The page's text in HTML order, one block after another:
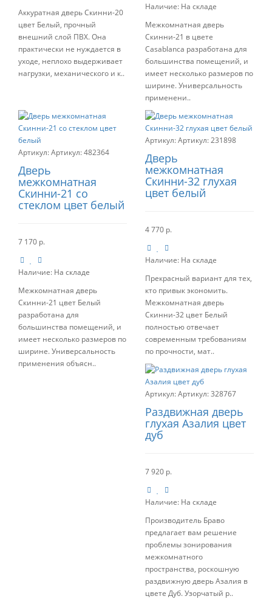
Аккуратная дверь Скинни-20
цвет Белый, прочный
внешний слой ПВХ. Она
практически не нуждается в
уходе, неплохо выдерживает
нагрузки, механического и к..
Наличие: На складе
Межкомнатная дверь
Скинни-21 в цвете
Casablanca разработана для
большинства помещений, и
имеет несколько размеров по
ширине. Универсальность
применени..
Артикул:482364
Дверь
межкомнатная
Скинни-21 со
стеклом цвет белый
7 170 р.
Наличие: На складе
Межкомнатная дверь
Скинни-21 цвет Белый
разработана для
большинства помещений, и
имеет несколько размеров по
ширине. Универсальность
применения объясн..
Артикул:231898
Дверь
межкомнатная
Скинни-32 глухая
цвет белый
4 770 р.
Наличие: На складе
Прекрасный вариант для тех,
кто привык экономить.
Межкомнатная дверь
Скинни-32 цвет Белый
полностью отвечает
современным требованиям
по прочности, мат..
Артикул:328767
Раздвижная дверь
глухая Азалия цвет
дуб
7 920 р.
Наличие: На складе
Производитель Браво
предлагает вам решение
проблемы зонирования
межкомнатного
пространства, роскошную
раздвижную дверь Азалия в
цвете Дуб. Узорчатый р..